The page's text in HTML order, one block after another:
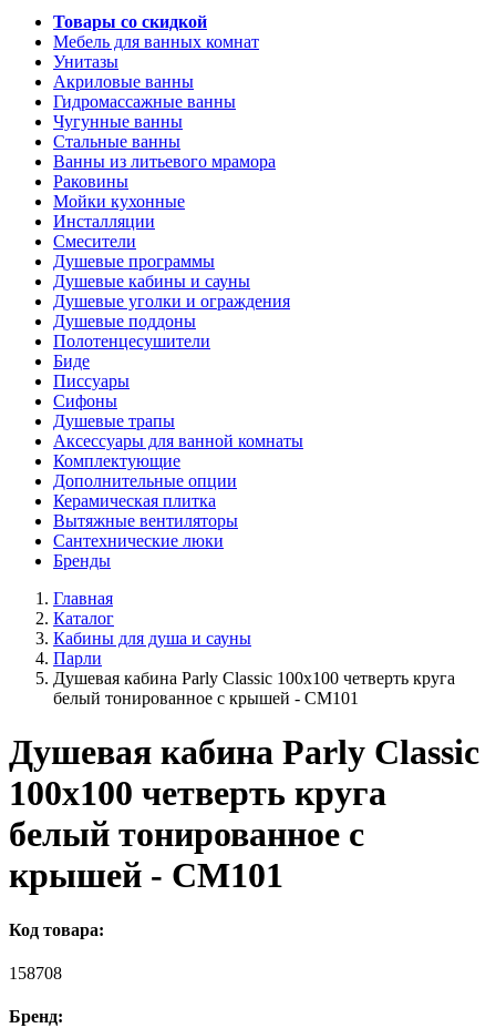
Товары со скидкой
Мебель для ванных комнат
Унитазы
Акриловые ванны
Гидромассажные ванны
Чугунные ванны
Стальные ванны
Ванны из литьевого мрамора
Раковины
Мойки кухонные
Инсталляции
Смесители
Душевые программы
Душевые кабины и сауны
Душевые уголки и ограждения
Душевые поддоны
Полотенцесушители
Биде
Писсуары
Сифоны
Душевые трапы
Аксессуары для ванной комнаты
Комплектующие
Дополнительные опции
Керамическая плитка
Вытяжные вентиляторы
Сантехнические люки
Бренды
Главная
Каталог
Кабины для душа и сауны
Парли
Душевая кабина Parly Classic 100х100 четверть круга
белый тонированное с крышей - CM101
Душевая кабина Parly Classic
100х100 четверть круга
белый тонированное с
крышей - CM101
Код товара:
158708
Бренд: